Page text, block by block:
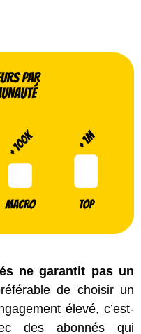
ne garantit pas un
de choisir un
élevé, c’est-
des abonnés qui